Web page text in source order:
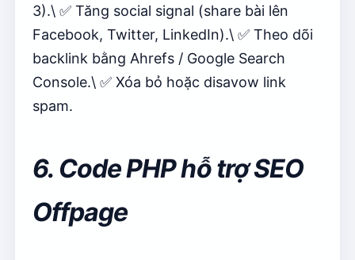
3).\ ✅ Tăng social signal (share bài lên
Facebook, Twitter, LinkedIn).\ ✅ Theo dõi
backlink bằng Ahrefs / Google Search
Console.\ ✅ Xóa bỏ hoặc disavow link
spam.
6. Code PHP hỗ trợ SEO
Offpage